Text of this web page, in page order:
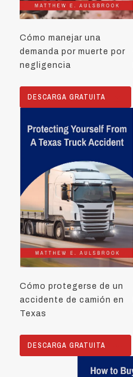
Cómo manejar una
demanda por muerte por
negligencia
DESCARGA GRATUITA
Cómo protegerse de un
accidente de camión en
Texas
DESCARGA GRATUITA